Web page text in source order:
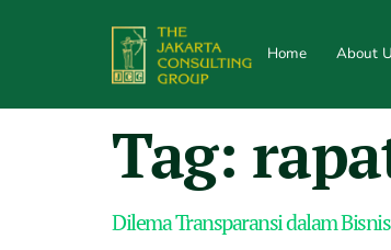
Home About
Tag:
Dilema Transparansi dalam